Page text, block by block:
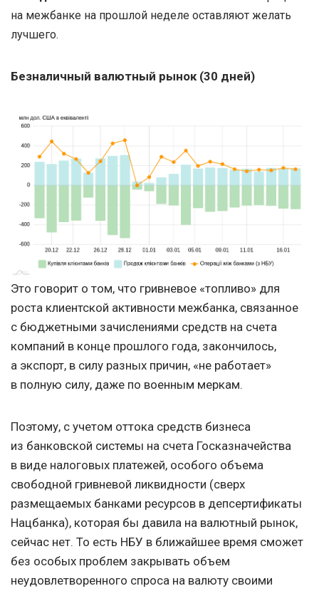
на межбанке на прошлой неделе оставляют желать
лучшего.
Безналичный валютный рынок (30 дней)
Это говорит о том, что гривневое «топливо» для
роста клиентской активности межбанка, связанное
с бюджетными зачислениями средств на счета
компаний в конце прошлого года, закончилось,
а экспорт, в силу разных причин, «не работает»
в полную силу, даже по военным меркам.
Поэтому, с учетом оттока средств бизнеса
из банковской системы на счета Госказначейства
в виде налоговых платежей, особого объема
свободной гривневой ликвидности (сверх
размещаемых банками ресурсов в депсертификаты
Нацбанка), которая бы давила на валютный рынок,
сейчас нет. То есть НБУ в ближайшее время сможет
без особых проблем закрывать объем
неудовлетворенного спроса на валюту своими